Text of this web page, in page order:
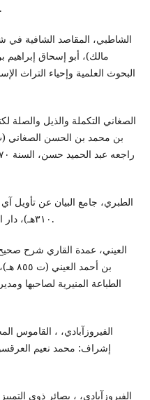
العلمية، بيروت، ط1، 1418هـ/1998م.
٣١٠هـ)، دار التربية والتراث – مكة المكرمة، (د.ت).
بن
الطباعة المنيرية لصاحبها